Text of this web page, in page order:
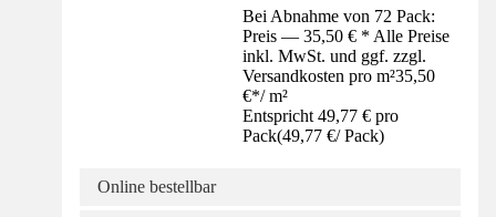
Bei Abnahme von 72 Pack:
Preis — 35,50 € * Alle Preise
inkl. MwSt. und ggf. zzgl.
Versandkosten pro m²35,50
€*/ m²
Entspricht 49,77 € pro
Pack(49,77 €/ Pack)
Online bestellbar